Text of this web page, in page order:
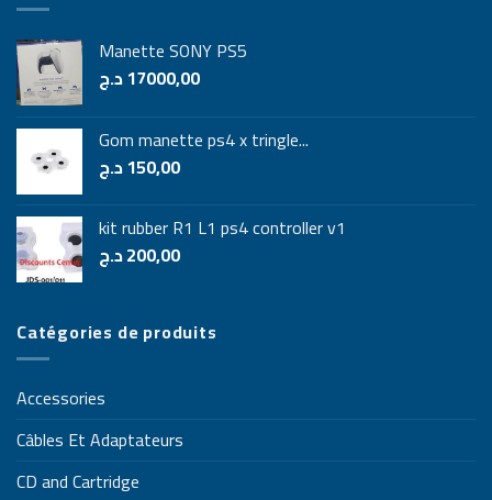
Manette SONY PS5
17000,00د.ج
Gom manette ps4 x tringle...
150,00د.ج
kit rubber R1 L1 ps4 controller v1
200,00د.ج
Catégories de produits
Accessories
Câbles Et Adaptateurs
CD and Cartridge